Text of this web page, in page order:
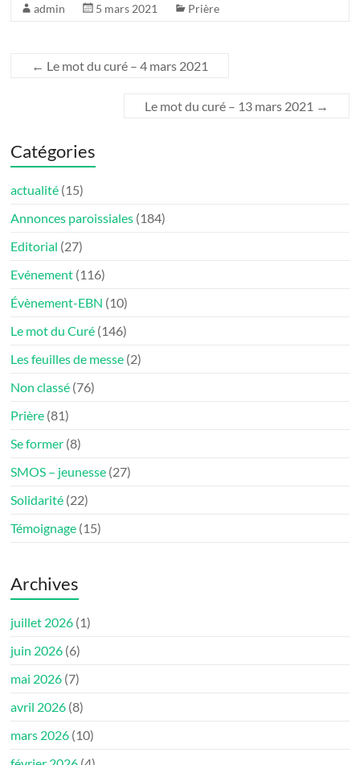
admin 5 mars 2021 Prière
← Le mot du curé – 4 mars 2021
Le mot du curé – 13 mars 2021 →
Catégories
actualité (15)
Annonces paroissiales (184)
Editorial (27)
Evénement (116)
Évènement-EBN (10)
Le mot du Curé (146)
Les feuilles de messe (2)
Non classé (76)
Prière (81)
Se former (8)
SMOS – jeunesse (27)
Solidarité (22)
Témoignage (15)
Archives
juillet 2026 (1)
juin 2026 (6)
mai 2026 (7)
avril 2026 (8)
mars 2026 (10)